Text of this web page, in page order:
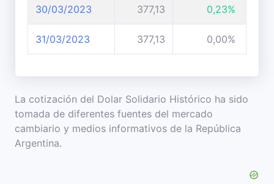
30/03/2023 377,13 0,23%
31/03/2023 377,13 0,00%
La cotización del Dolar Solidario Histórico ha sido
tomada de diferentes fuentes del mercado
cambiario y medios informativos de la República
Argentina.